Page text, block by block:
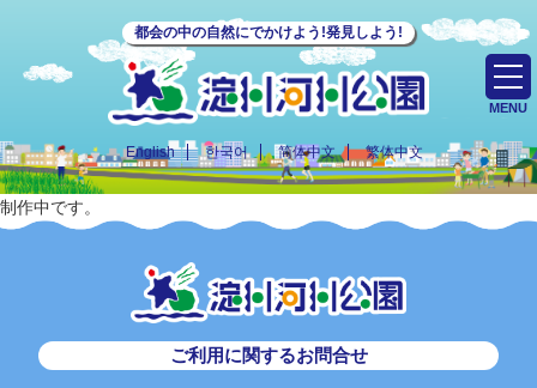
都会の中の自然にでかけよう!発見しよう!
English 한국어 简体中文 繁体中文
MENU
制作中です。
ご利用に関するお問合せ